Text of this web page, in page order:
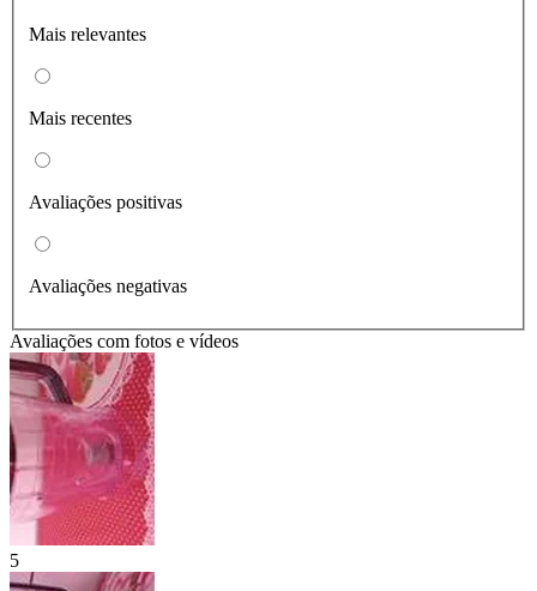
Mais relevantes
Mais recentes
Avaliações positivas
Avaliações negativas
Avaliações com fotos e vídeos
5